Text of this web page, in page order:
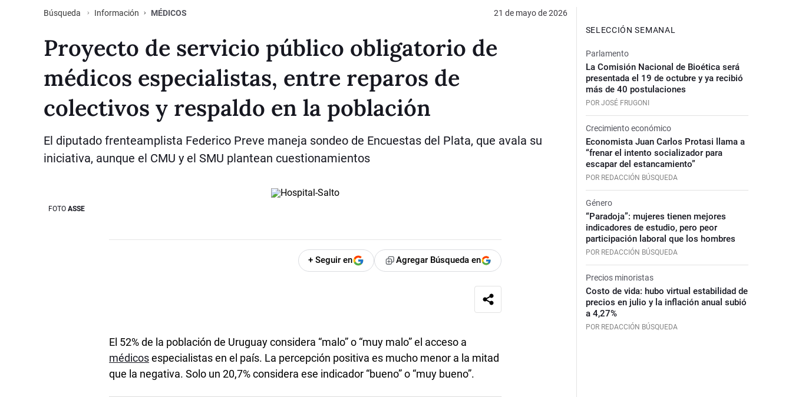
Búsqueda Información MÉDICOS 21 de mayo de 2026
Proyecto de servicio público obligatorio de
médicos especialistas, entre reparos de
colectivos y respaldo en la población
El diputado frenteamplista Federico Preve maneja sondeo de Encuestas del Plata, que avala su
iniciativa, aunque el CMU y el SMU plantean cuestionamientos
FOTO ASSE
+ Seguir en Agregar Búsqueda en
El 52% de la población de Uruguay considera “malo” o “muy malo” el acceso a
médicosespecialistas en el país. La percepción positiva es mucho menor a la mitad
que la negativa. Solo un 20,7% considera ese indicador “bueno” o “muy bueno”.
SELECCIÓN SEMANAL
Parlamento
La Comisión Nacional de Bioética será
presentada el 19 de octubre y ya recibió
más de 40 postulaciones
POR JOSÉ FRUGONI
Crecimiento económico
Economista Juan Carlos Protasi llama a
“frenar el intento socializador para
escapar del estancamiento”
POR REDACCIÓN BÚSQUEDA
Género
“Paradoja”: mujeres tienen mejores
indicadores de estudio, pero peor
participación laboral que los hombres
POR REDACCIÓN BÚSQUEDA
Precios minoristas
Costo de vida: hubo virtual estabilidad de
precios en julio y la inflación anual subió
a 4,27%
POR REDACCIÓN BÚSQUEDA